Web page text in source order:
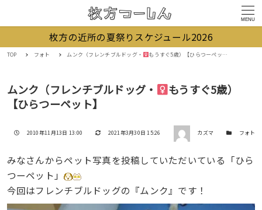
MENU
枚方の近所の夏祭りスケジュール2026
TOP フォト ムンク（フレンチブルドッグ・ もうすぐ5歳）【ひらつーペット】
ムンク（フレンチブルドッグ・
もうすぐ5歳）
【ひらつーペット】
投稿日
2010年11月13日 13:00 更新日
2021年3月30日 15:26 著者 カズマ カテゴリー
フォト
みなさんからペット写真を投稿していただいている「ひら
つーペット」
今回はフレンチブルドッグの『ムンク』です！